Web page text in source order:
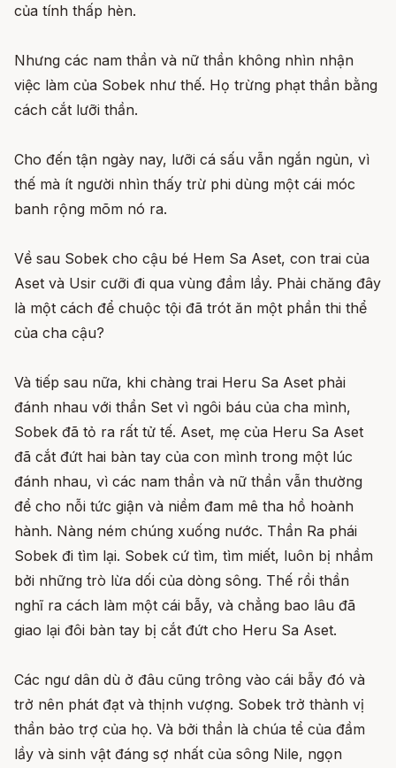
của tính thấp hèn.
Nhưng các nam thần và nữ thần không nhìn nhận
việc làm của Sobek như thế. Họ trừng phạt thần bằng
cách cắt lưỡi thần.
Cho đến tận ngày nay, lưỡi cá sấu vẫn ngắn ngủn, vì
thế mà ít người nhìn thấy trừ phi dùng một cái móc
banh rộng mõm nó ra.
Về sau Sobek cho cậu bé Hem Sa Aset, con trai của
Aset và Usir cưỡi đi qua vùng đầm lầy. Phải chăng đây
là một cách để chuộc tội đã trót ăn một phần thi thể
của cha cậu?
Và tiếp sau nữa, khi chàng trai Heru Sa Aset phải
đánh nhau với thần Set vì ngôi báu của cha mình,
Sobek đã tỏ ra rất tử tế. Aset, mẹ của Heru Sa Aset
đã cắt đứt hai bàn tay của con mình trong một lúc
đánh nhau, vì các nam thần và nữ thần vẫn thường
để cho nỗi tức giận và niềm đam mê tha hồ hoành
hành. Nàng ném chúng xuống nước. Thần Ra phái
Sobek đi tìm lại. Sobek cứ tìm, tìm miết, luôn bị nhầm
bởi những trò lừa dối của dòng sông. Thế rồi thần
nghĩ ra cách làm một cái bẫy, và chẳng bao lâu đã
giao lại đôi bàn tay bị cắt đứt cho Heru Sa Aset.
Các ngư dân dù ở đâu cũng trông vào cái bẫy đó và
trở nên phát đạt và thịnh vượng. Sobek trở thành vị
thần bảo trợ của họ. Và bởi thần là chúa tể của đầm
lầy và sinh vật đáng sợ nhất của sông Nile, ngọn